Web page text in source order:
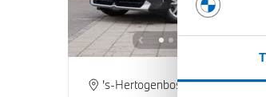
's-Hertogenbosch